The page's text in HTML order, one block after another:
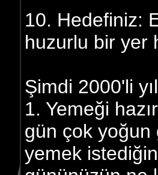
10. Hedefiniz:
huzurlu bir yer
Şimdi 2000'li
1. Yemeği
gün çok
yemek